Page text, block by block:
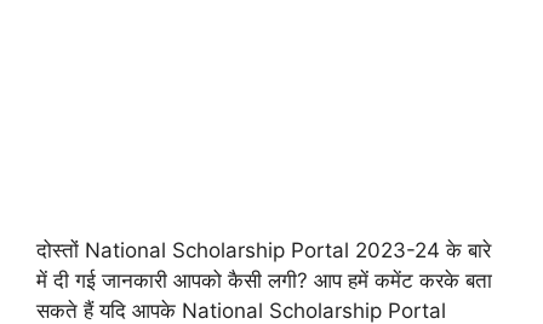
दोस्तों National Scholarship Portal 2023-24 के बारे
में दी गई जानकारी आपको कैसी लगी? आप हमें कमेंट करके बता
सकते हैं यदि आपके National Scholarship Portal